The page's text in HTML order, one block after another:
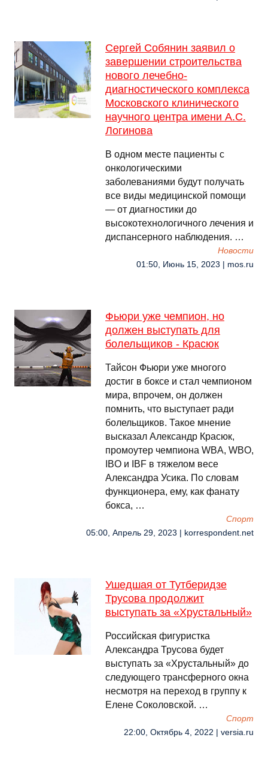
Сергей Собянин заявил о
завершении строительства
нового лечебно-
диагностического комплекса
Московского клинического
научного центра имени А.С.
Логинова
В одном месте пациенты с
онкологическими
заболеваниями будут получать
все виды медицинской помощи
— от диагностики до
высокотехнологичного лечения и
диспансерного наблюдения. …
Новости
01:50, Июнь 15, 2023 | mos.ru
Фьюри уже чемпион, но
должен выступать для
болельщиков - Красюк
Тайсон Фьюри уже многого
достиг в боксе и стал чемпионом
мира, впрочем, он должен
помнить, что выступает ради
болельщиков. Такое мнение
высказал Александр Красюк,
промоутер чемпиона WBA, WBO,
IBO и IBF в тяжелом весе
Александра Усика. По словам
функционера, ему, как фанату
бокса, …
Спорт
05:00, Апрель 29, 2023 | korrespondent.net
Ушедшая от Тутберидзе
Трусова продолжит
выступать за «Хрустальный»
Российская фигуристка
Александра Трусова будет
выступать за «Хрустальный» до
следующего трансферного окна
несмотря на переход в группу к
Елене Соколовской. …
Спорт
22:00, Октябрь 4, 2022 | versia.ru